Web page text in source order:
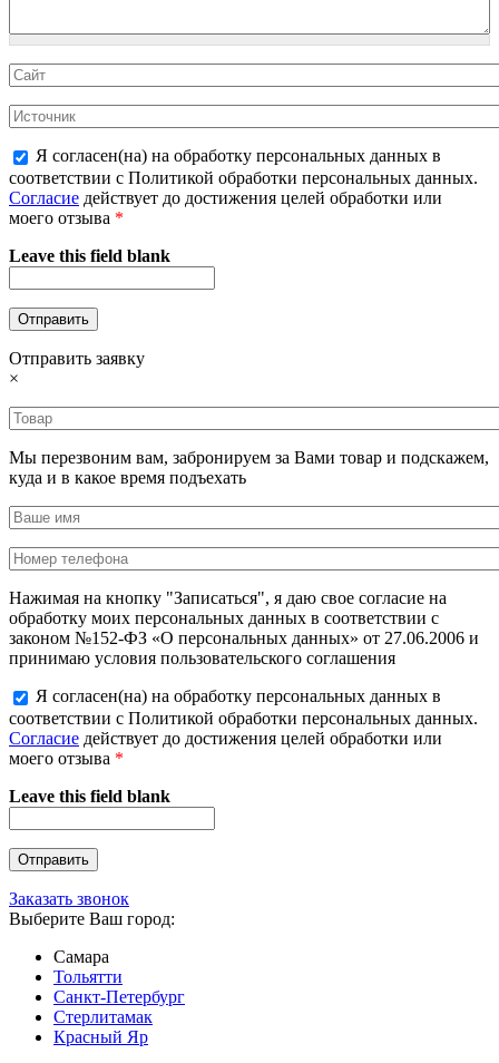
Я согласен(на) на обработку персональных данных в
соответствии с Политикой обработки персональных данных.
Согласие действует до достижения целей обработки или
моего отзыва *
Leave this field blank
Отправить заявку
×
Мы перезвоним вам, забронируем за Вами товар и подскажем,
куда и в какое время подъехать
Нажимая на кнопку "Записаться", я даю свое согласие на
обработку моих персональных данных в соответствии с
законом №152-ФЗ «О персональных данных» от 27.06.2006 и
принимаю условия пользовательского соглашения
Я согласен(на) на обработку персональных данных в
соответствии с Политикой обработки персональных данных.
Согласие действует до достижения целей обработки или
моего отзыва *
Leave this field blank
Заказать звонок
Выберите Ваш город:
Самара
Тольятти
Санкт-Петербург
Стерлитамак
Красный Яр